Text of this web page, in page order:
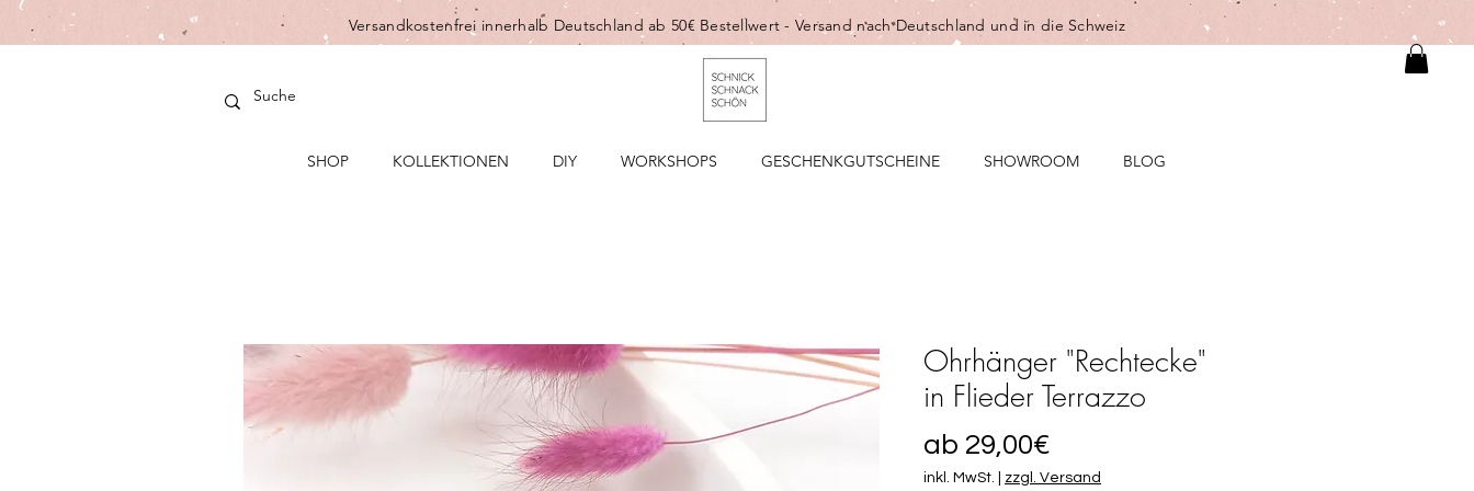
Versandkostenfrei innerhalb Deutschland ab 50€ Bestellwert -Versand nach Deutschland und in die Schweiz
SHOP KOLLEKTIONEN DIY WORKSHOPS GESCHENKGUTSCHEINE SHOWROOM BLOG
Ohrhänger "Rechtecke"
in Flieder Terrazzo
ab 29,00€
Preis
inkl. MwSt. zzgl. Versand